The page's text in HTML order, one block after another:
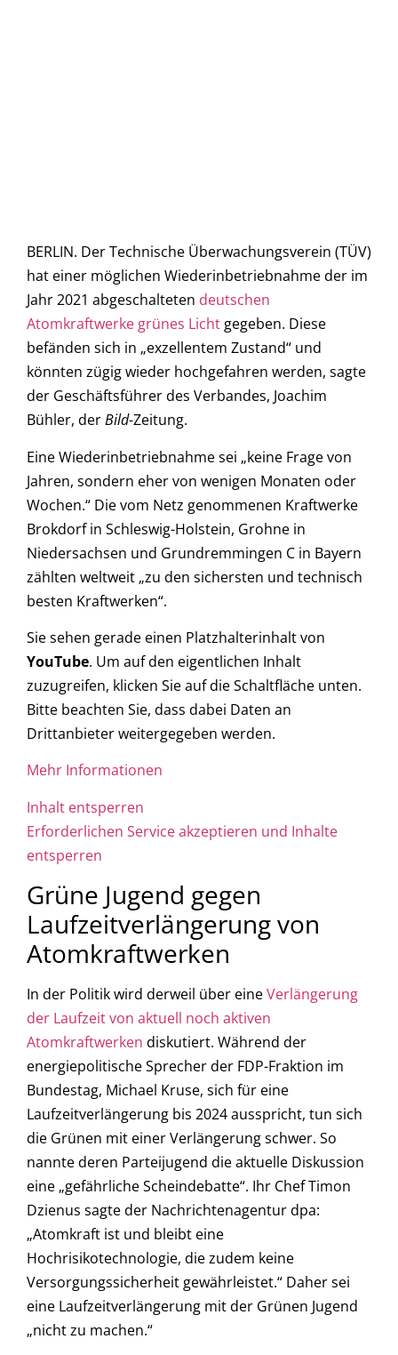
BERLIN. Der Technische Überwachungsverein (TÜV)
hat einer möglichen Wiederinbetriebnahme der im
Jahr 2021 abgeschalteten deutschen
Atomkraftwerke grünes Licht gegeben. Diese
befänden sich in „exzellentem Zustand“ und
könnten zügig wieder hochgefahren werden, sagte
der Geschäftsführer des Verbandes, Joachim
Bühler, derBild-Zeitung.
Eine Wiederinbetriebnahme sei „keine Frage von
Jahren, sondern eher von wenigen Monaten oder
Wochen.“ Die vom Netz genommenen Kraftwerke
Brokdorf in Schleswig-Holstein, Grohne in
Niedersachsen und Grundremmingen C in Bayern
zählten weltweit „zu den sichersten und technisch
besten Kraftwerken“.
Sie sehen gerade einen Platzhalterinhalt von
YouTube. Um auf den eigentlichen Inhalt
zuzugreifen, klicken Sie auf die Schaltfläche unten.
Bitte beachten Sie, dass dabei Daten an
Drittanbieter weitergegeben werden.
Mehr Informationen
Inhalt entsperren
Erforderlichen Service akzeptieren und Inhalte
entsperren
Grüne Jugend gegen
Laufzeitverlängerung von
Atomkraftwerken
In der Politik wird derweil über eineVerlängerung
der Laufzeit von aktuell noch aktiven
Atomkraftwerken diskutiert. Während der
energiepolitische Sprecher der FDP-Fraktion im
Bundestag, Michael Kruse, sich für eine
Laufzeitverlängerung bis 2024 ausspricht, tun sich
die Grünen mit einer Verlängerung schwer. So
nannte deren Parteijugend die aktuelle Diskussion
eine „gefährliche Scheindebatte“. Ihr Chef Timon
Dzienus sagte der Nachrichtenagentur dpa:
„Atomkraft ist und bleibt eine
Hochrisikotechnologie, die zudem keine
Versorgungssicherheit gewährleistet.“ Daher sei
eine Laufzeitverlängerung mit der Grünen Jugend
„nicht zu machen.“